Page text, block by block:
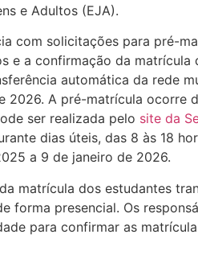
e Adultos (EJA).
com solicitações para pré-
e a confirmação da matrícula
automática da rede
2026. A pré-matrícula ocorre
ser realizada pelo site da
dias úteis, das 8 às 18
a 9 de janeiro de 2026.
matrícula dos estudantes
forma presencial. Os
para confirmar as